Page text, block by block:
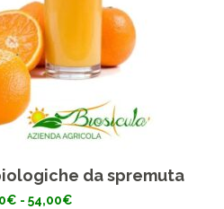
da spremuta
€ - 54,00€